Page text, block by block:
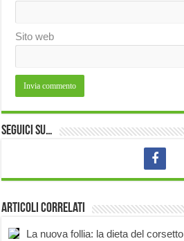
Sito web
Seguici su…
Articoli correlati
La nuova follia: la dieta del corsetto